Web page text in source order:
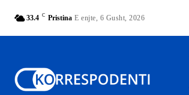
33.4 C Pristina E enjte, 6 Gusht, 2026